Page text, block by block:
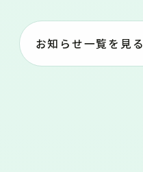
お知らせ一覧を見る